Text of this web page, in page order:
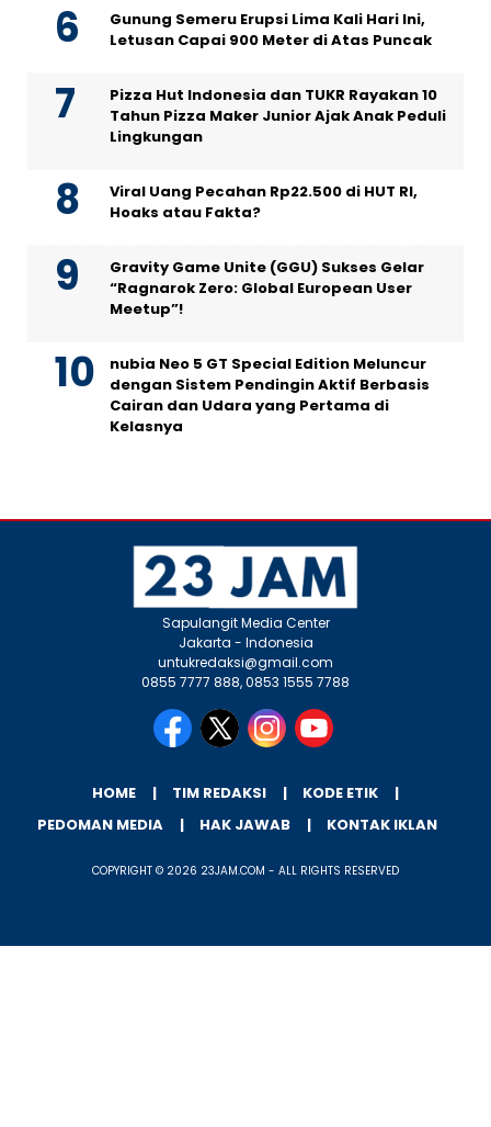
Gunung Semeru Erupsi Lima Kali Hari Ini,
Letusan Capai 900 Meter di Atas Puncak
Pizza Hut Indonesia dan TUKR Rayakan 10
Tahun Pizza Maker Junior Ajak Anak Peduli
Lingkungan
Viral Uang Pecahan Rp22.500 di HUT RI,
Hoaks atau Fakta?
Gravity Game Unite (GGU) Sukses Gelar
“Ragnarok Zero: Global European User
Meetup”!
nubia Neo 5 GT Special Edition Meluncur
dengan Sistem Pendingin Aktif Berbasis
Cairan dan Udara yang Pertama di
Kelasnya
Sapulangit Media Center
Jakarta - Indonesia
untukredaksi@gmail.com
0855 7777 888, 0853 1555 7788
HOME TIM REDAKSI
KODE ETIK
PEDOMAN MEDIA
HAK JAWAB KONTAK IKLAN
COPYRIGHT © 2026 23JAM.COM - ALL RIGHTS RESERVED